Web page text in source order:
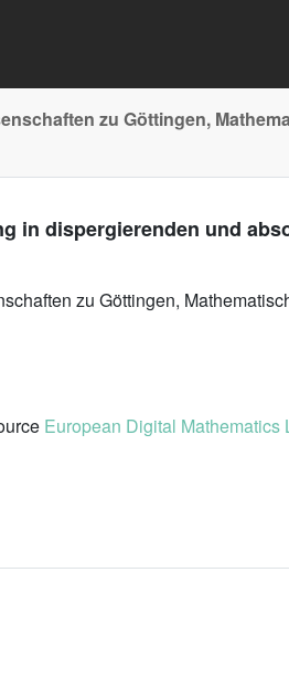
zu Göttingen,
in dispergierenden und
zu Göttingen,
European Digital Mathematics